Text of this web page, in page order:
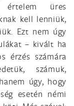
üres
kell lenniük,
Ezt nem úgy
– kivált ha
érzés számára
számuk,
úgy, hogy
esetén némi